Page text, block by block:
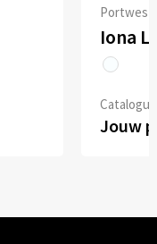
Portwest
Iona
Jouw